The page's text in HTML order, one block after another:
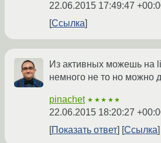
22.06.2015 17:49:47
Ссылка
Из активных можешь на
немного не то но можно
pinachet ★★★★★
22.06.2015 18:20:27
Показать ответ
Ссылка